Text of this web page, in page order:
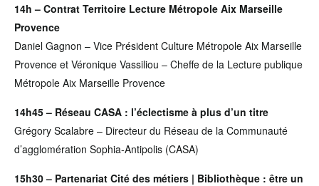
14h – Contrat Territoire Lecture Métropole Aix Marseille
Provence
Daniel Gagnon – Vice Président Culture Métropole Aix Marseille
Provence et Véronique Vassiliou – Cheffe de la Lecture publique
Métropole Aix Marseille Provence
14h45 – Réseau CASA : l’éclectisme à plus d’un titre
Grégory Scalabre – Directeur du Réseau de la Communauté
d’agglomération Sophia-Antipolis (CASA)
15h30 – Partenariat Cité des métiers | Bibliothèque : être un